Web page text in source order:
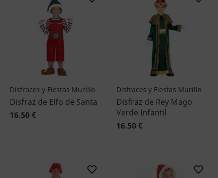
Disfraces y Fiestas Murillo
Disfraz de Elfo de Santa
16.50 €
Disfraces y Fiestas Murillo
Disfraz de Rey Mago
Verde Infantil
16.50 €